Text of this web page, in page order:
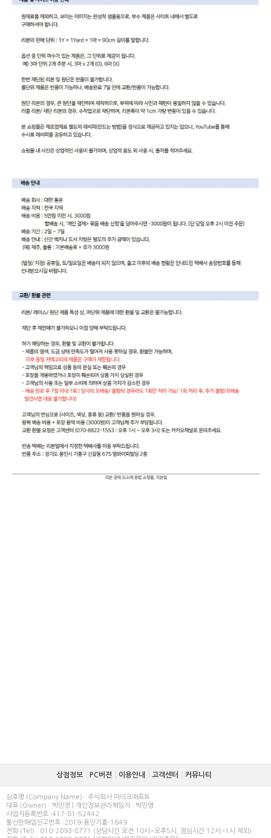
상점정보 PC버젼 이용안내 고객센터 커뮤니티
상호명 (Company Name) : 주식회사 마이크래프트
대표 (Owner) : 박민영 | 개인정보관리책임자 : 박민영
사업자등록번호 :417-81-52442
통신판매업신고번호 :2019-용인기흥-1649
전화 (Tel) : 010-2093-8771 (상담시간 오전 10시~오후5시, 점심시간 12시~1시 제외)